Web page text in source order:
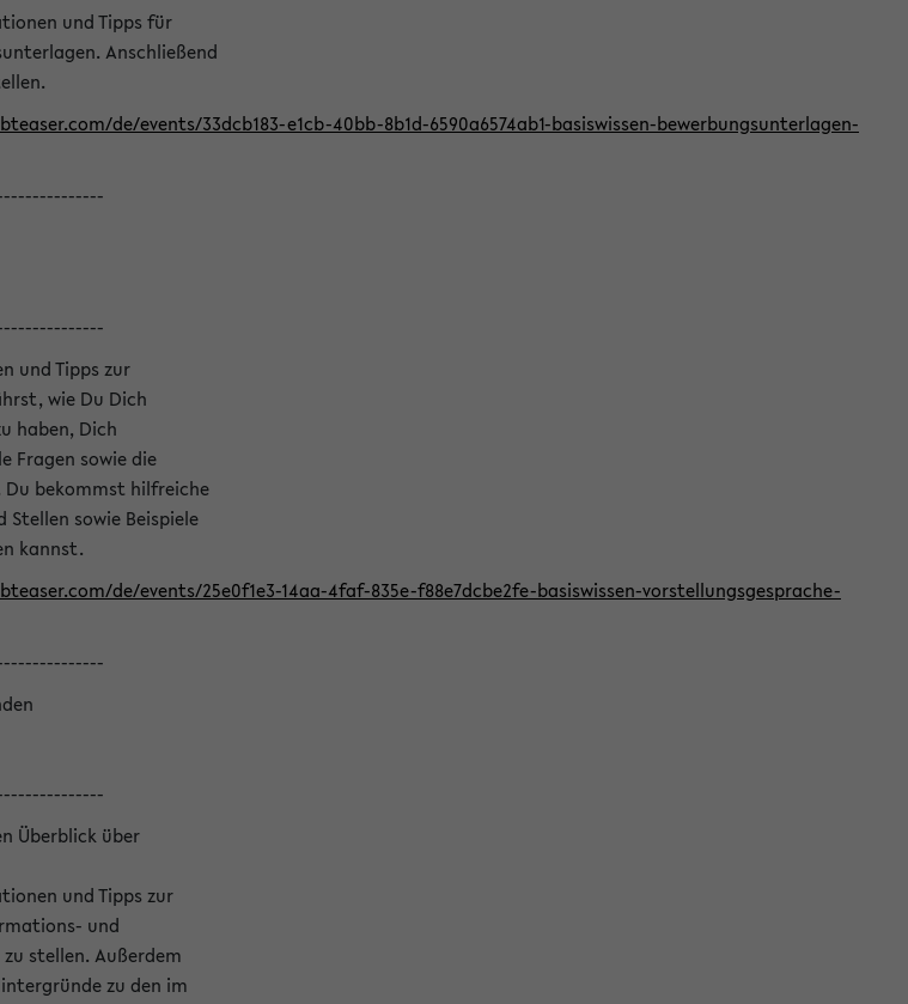
und Tipps für
Anschließend
de/events/33dcb183-e1cb-40bb-8b1d-6590a6574ab1-basiswissen-bewerbungsunterlagen-
und Tipps zur
wie Du Dich
haben, Dich
Fragen sowie die
Du bekommst hilfreiche
Stellen sowie Beispiele
kannst.
de/events/25e0f1e3-14aa-4faf-835e-f88e7dcbe2fe-basiswissen-vorstellungsgesprache-
Überblick über
und Tipps zur
und
stellen. Außerdem
zu den im